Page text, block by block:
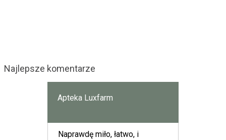
Najlepsze komentarze
Apteka Luxfarm
Naprawdę miło, łatwo, i